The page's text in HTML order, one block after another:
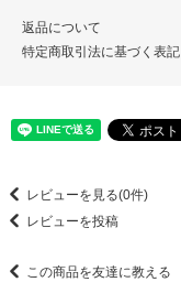
返品について
特定商取引法に基づく表記
レビューを見る(0件)
レビューを投稿
この商品を友達に教える